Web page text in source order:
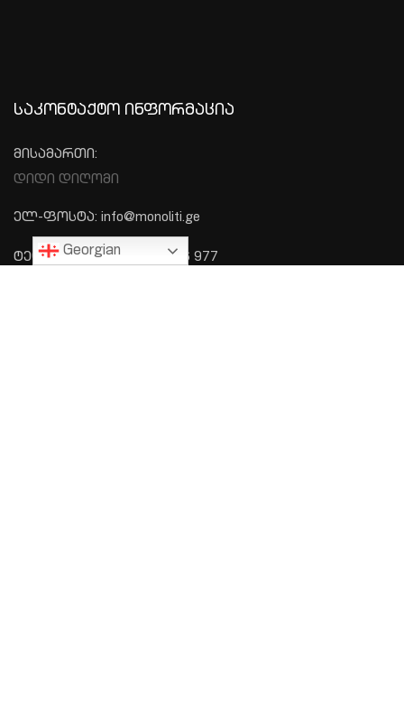
ᲡᲐᲙᲝᲜᲢᲐᲥᲢᲝ ᲘᲜᲤᲝᲠᲛᲐᲪᲘᲐ
მისამართი:
დიდი დიღომი
ელ-ფოსტა: info@monoliti.ge
ტელეფონი: +995 577 576 977
Georgian